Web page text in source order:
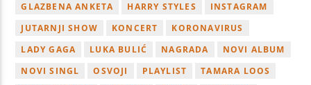
GLAZBENA ANKETA
HARRY STYLES
INSTAGRAM
JUTARNJI SHOW
KONCERT
KORONAVIRUS
LADY GAGA
LUKA BULIĆ NAGRADA
NOVI ALBUM
NOVI SINGL
OSVOJI PLAYLIST
TAMARA LOOS